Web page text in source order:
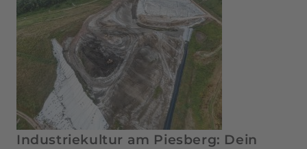
Basislager
für
die
schönsten
Radtouren
im
Norden
Industriekultur am Piesberg: Dein